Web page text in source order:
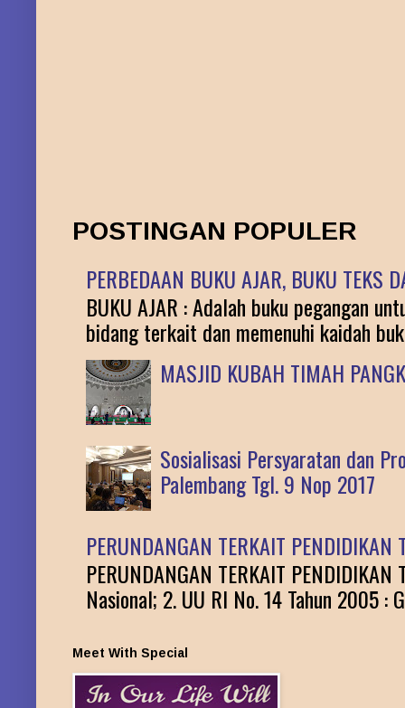
POSTINGAN POPULER
PERBEDAAN BUKU AJAR, BUKU TEKS
BUKU AJAR : Adalah buku pegangan
bidang terkait dan memenuhi kaidah
MASJID KUBAH TIMAH
Sosialisasi Persyaratan dan
Palembang Tgl. 9 Nop 2017
PERUNDANGAN TERKAIT PENDIDIKAN
PERUNDANGAN TERKAIT
Nasional; 2. UU RI No. 14 Tahun 2005 :
Meet With Special